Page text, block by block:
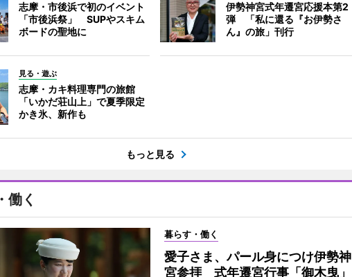
志摩・市後浜で初のイベント
「市後浜祭」 SUPやスキム
ボードの聖地に
伊勢神宮式年遷宮応援本第2
弾 「私に還る『お伊勢さ
ん』の旅」刊行
見る・遊ぶ
志摩・カキ料理専門の旅館
「いかだ荘山上」で夏季限定
かき氷、新作も
もっと見る
働く
暮らす・働く
愛子さま、パール身につけ伊勢神
宮参拝 式年遷宮行事「御木曳」